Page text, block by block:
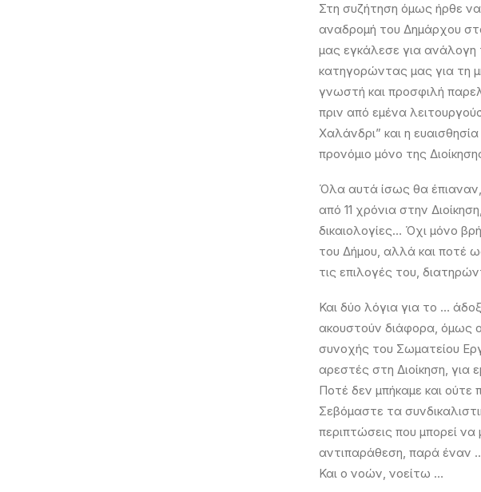
Στη συζήτηση όμως ήρθε να
αναδρομή του Δημάρχου
μας εγκάλεσε για ανάλογη
κατηγορώντας μας για τη
γνωστή και προσφιλή
πριν από εμένα
Χαλάνδρι” και η
προνόμιο μόνο της
Όλα αυτά ίσως θα
από 11 χρόνια στην
δικαιολογίες… Όχι μόνο
του Δήμου, αλλά και ποτέ
τις επιλογές του,
Και δύο λόγια για το …
ακουστούν διάφορα, όμως
συνοχής του Σωματείου
αρεστές στη Διοίκηση, για
Ποτέ δεν μπήκαμε και ούτε
Σεβόμαστε τα
περιπτώσεις που μπορεί
αντιπαράθεση, παρά έναν ..
Και ο νοών, νοείτω …